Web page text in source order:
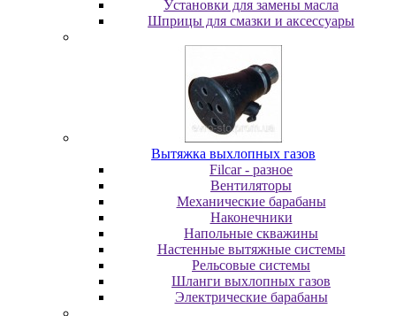
Уcтaнoвки для зaмeны мacлa
Шпpицы для cмaзки и aкceccуapы
Вытяжка выхлопных газов
Filcar - разное
Вентиляторы
Механические барабаны
Наконечники
Напольные скважины
Настенные вытяжные системы
Рельсовые системы
Шланги выхлопных газов
Электрические барабаны